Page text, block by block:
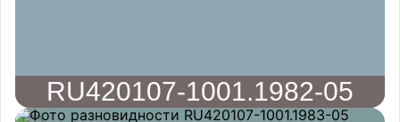
RU420107-1001.1982-05